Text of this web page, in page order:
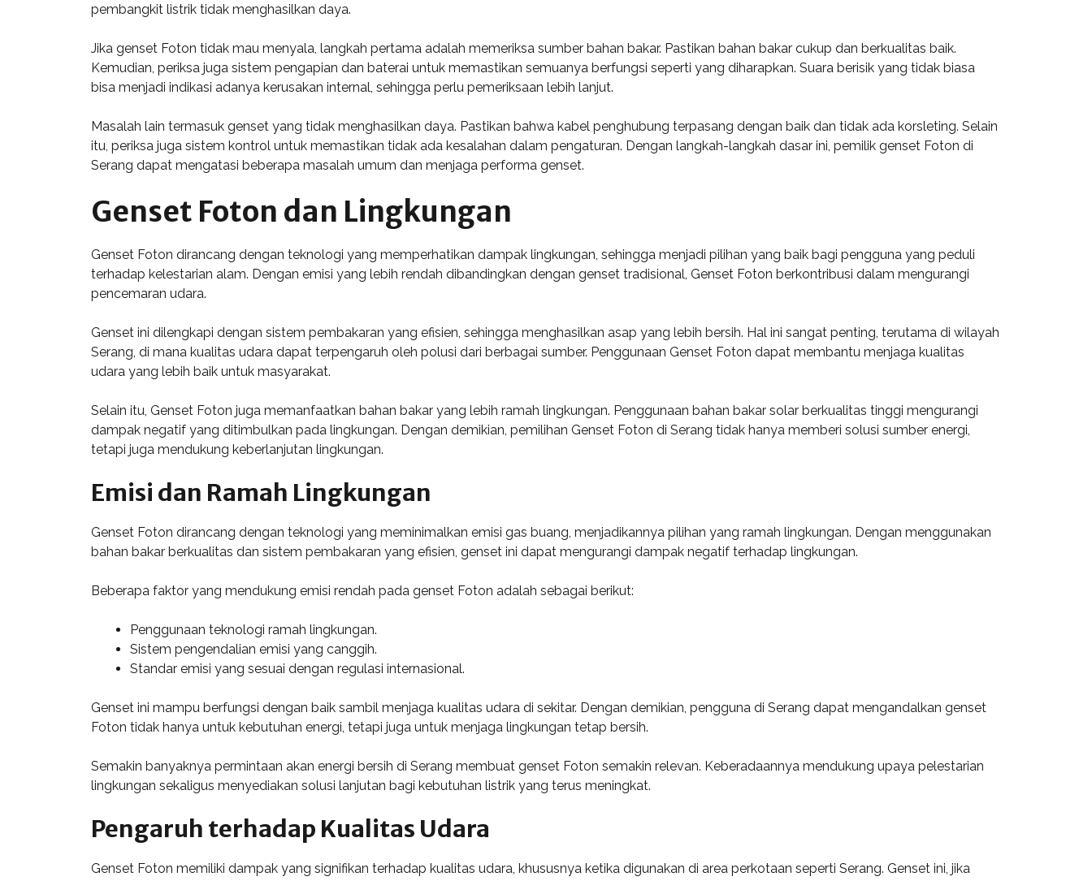
pembangkit listrik tidak menghasilkan daya.
Jika genset Foton tidak mau menyala, langkah pertama adalah memeriksa sumber bahan bakar. Pastikan bahan bakar cukup dan berkualitas baik.
Kemudian, periksa juga sistem pengapian dan baterai untuk memastikan semuanya berfungsi seperti yang diharapkan. Suara berisik yang tidak biasa
bisa menjadi indikasi adanya kerusakan internal, sehingga perlu pemeriksaan lebih lanjut.
Masalah lain termasuk genset yang tidak menghasilkan daya. Pastikan bahwa kabel penghubung terpasang dengan baik dan tidak ada korsleting. Selain
itu, periksa juga sistem kontrol untuk memastikan tidak ada kesalahan dalam pengaturan. Dengan langkah-langkah dasar ini, pemilik genset Foton di
Serang dapat mengatasi beberapa masalah umum dan menjaga performa genset.
Genset Foton dan Lingkungan
Genset Foton dirancang dengan teknologi yang memperhatikan dampak lingkungan, sehingga menjadi pilihan yang baik bagi pengguna yang peduli
terhadap kelestarian alam. Dengan emisi yang lebih rendah dibandingkan dengan genset tradisional, Genset Foton berkontribusi dalam mengurangi
pencemaran udara.
Genset ini dilengkapi dengan sistem pembakaran yang efisien, sehingga menghasilkan asap yang lebih bersih. Hal ini sangat penting, terutama di wilayah
Serang, di mana kualitas udara dapat terpengaruh oleh polusi dari berbagai sumber. Penggunaan Genset Foton dapat membantu menjaga kualitas
udara yang lebih baik untuk masyarakat.
Selain itu, Genset Foton juga memanfaatkan bahan bakar yang lebih ramah lingkungan. Penggunaan bahan bakar solar berkualitas tinggi mengurangi
dampak negatif yang ditimbulkan pada lingkungan. Dengan demikian, pemilihan Genset Foton di Serang tidak hanya memberi solusi sumber energi,
tetapi juga mendukung keberlanjutan lingkungan.
Emisi dan Ramah Lingkungan
Genset Foton dirancang dengan teknologi yang meminimalkan emisi gas buang, menjadikannya pilihan yang ramah lingkungan. Dengan menggunakan
bahan bakar berkualitas dan sistem pembakaran yang efisien, genset ini dapat mengurangi dampak negatif terhadap lingkungan.
Beberapa faktor yang mendukung emisi rendah pada genset Foton adalah sebagai berikut:
Penggunaan teknologi ramah lingkungan.
Sistem pengendalian emisi yang canggih.
Standar emisi yang sesuai dengan regulasi internasional.
Genset ini mampu berfungsi dengan baik sambil menjaga kualitas udara di sekitar. Dengan demikian, pengguna di Serang dapat mengandalkan genset
Foton tidak hanya untuk kebutuhan energi, tetapi juga untuk menjaga lingkungan tetap bersih.
Semakin banyaknya permintaan akan energi bersih di Serang membuat genset Foton semakin relevan. Keberadaannya mendukung upaya pelestarian
lingkungan sekaligus menyediakan solusi lanjutan bagi kebutuhan listrik yang terus meningkat.
Pengaruh terhadap Kualitas Udara
Genset Foton memiliki dampak yang signifikan terhadap kualitas udara, khususnya ketika digunakan di area perkotaan seperti Serang. Genset ini, jika